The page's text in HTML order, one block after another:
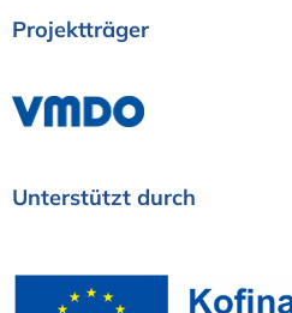
t
l
u
Projektträger
Unterstützt durch